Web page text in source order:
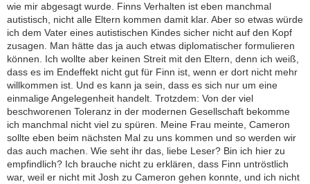
wie mir abgesagt wurde. Finns Verhalten ist eben manchmal
autistisch, nicht alle Eltern kommen damit klar. Aber so etwas würde
ich dem Vater eines autistischen Kindes sicher nicht auf den Kopf
zusagen. Man hätte das ja auch etwas diplomatischer formulieren
können. Ich wollte aber keinen Streit mit den Eltern, denn ich weiß,
dass es im Endeffekt nicht gut für Finn ist, wenn er dort nicht mehr
willkommen ist. Und es kann ja sein, dass es sich nur um eine
einmalige Angelegenheit handelt. Trotzdem: Von der viel
beschworenen Toleranz in der modernen Gesellschaft bekomme
ich manchmal nicht viel zu spüren. Meine Frau meinte, Cameron
sollte eben beim nächsten Mal zu uns kommen und so werden wir
das auch machen. Wie seht ihr das, liebe Leser? Bin ich hier zu
empfindlich? Ich brauche nicht zu erklären, dass Finn untröstlich
war, weil er nicht mit Josh zu Cameron gehen konnte, und ich nicht